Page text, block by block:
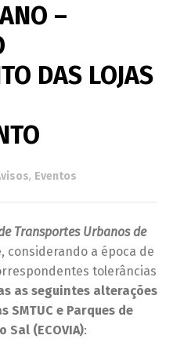
–
DAS LOJAS
, Eventos
Transportes Urbanos de
considerando a época de
tolerâncias
as seguintes alterações
SMTUC e Parques de
Sal (ECOVIA):